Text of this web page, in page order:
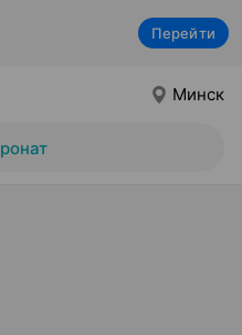
Перейти
Минск